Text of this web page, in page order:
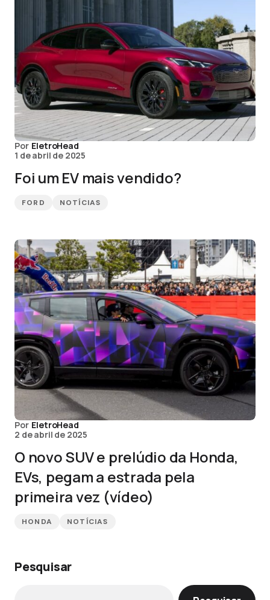
Por EletroHead
1 de abril de 2025
Foi um EV mais vendido?
FORD NOTÍCIAS
Por EletroHead
2 de abril de 2025
O novo SUV e prelúdio da Honda,
EVs, pegam a estrada pela
primeira vez (vídeo)
HONDA NOTÍCIAS
Pesquisar